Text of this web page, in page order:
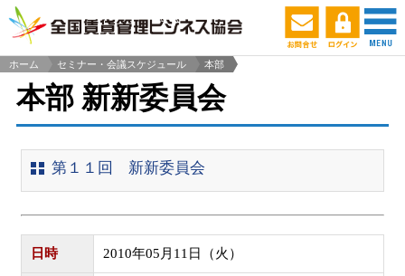
ホーム
セミナー・会議スケジュール
本部
本部 新新委員会
第１１回 新新委員会
日時 2010年05月11日（火）